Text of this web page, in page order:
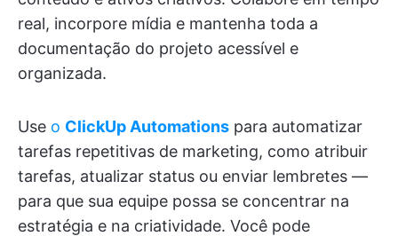
real, incorpore mídia e mantenha toda a
documentação do projeto acessível e
organizada.
Use o ClickUp Automations para automatizar
tarefas repetitivas de marketing, como atribuir
tarefas, atualizar status ou enviar lembretes —
para que sua equipe possa se concentrar na
estratégia e na criatividade. Você pode